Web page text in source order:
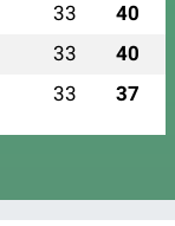
33 40
33 40
33 37